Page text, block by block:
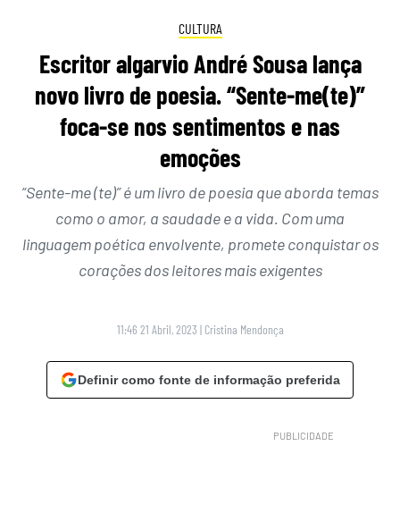
CULTURA
Escritor algarvio André Sousa lança
novo livro de poesia. “Sente-me(te)”
foca-se nos sentimentos e nas
emoções
“Sente-me (te)” é um livro de poesia que aborda temas
como o amor, a saudade e a vida. Com uma
linguagem poética envolvente, promete conquistar os
corações dos leitores mais exigentes
11:46 21 Abril, 2023 | Cristina Mendonça
Definir como fonte de informação preferida